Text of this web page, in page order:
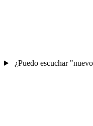
¿Puedo escuchar